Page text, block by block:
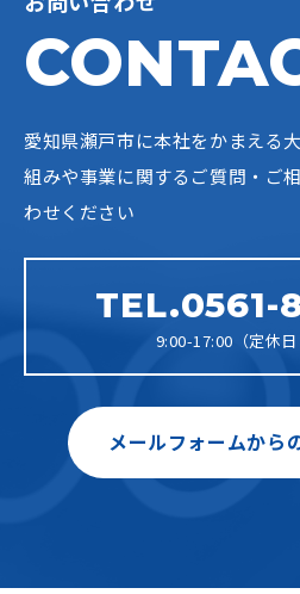
愛知県瀬戸市に本社をかまえる
組みや事業に関するご質問・ご
わせください
TEL.0561-
9:00-17:00（定休日
メールフォームから